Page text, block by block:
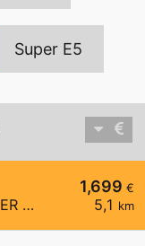
Super E5
1,699 €
5,1 km
Franz-Brötzner-Strasse 3 (am HOFER Parkplatz)